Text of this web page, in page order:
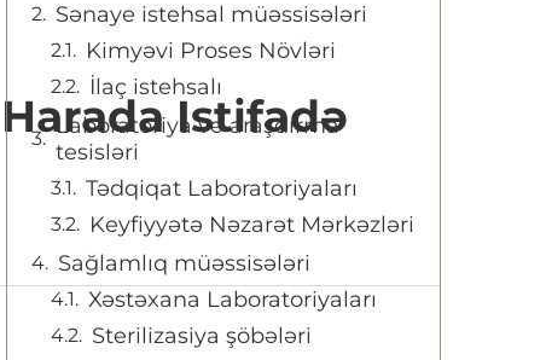
Istifadə
Sənaye istehsal müəssisələri
Kimyəvi Proses Növləri
İlaç istehsalı
Laboratoriya və araşdırma
tesisləri
Tədqiqat Laboratoriyaları
Keyfiyyətə Nəzarət Mərkəzləri
Sağlamlıq müəssisələri
Xəstəxana Laboratoriyaları
Sterilizasiya şöbələri